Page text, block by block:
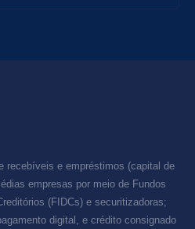
recebíveis e empréstimos (capital de
empresas por meio de Fundos
(FIDCs) e securitizadoras;
digital, e crédito consignado